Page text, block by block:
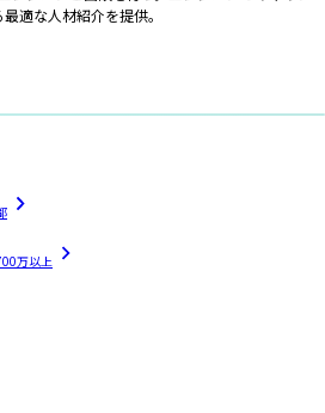
適な人材紹介を提供。
万以上